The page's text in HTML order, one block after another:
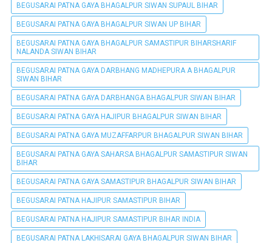
BEGUSARAI PATNA GAYA BHAGALPUR SIWAN SUPAUL BIHAR
BEGUSARAI PATNA GAYA BHAGALPUR SIWAN UP BIHAR
BEGUSARAI PATNA GAYA BHAGALPUR SAMASTIPUR BIHARSHARIF
NALANDA SIWAN BIHAR
BEGUSARAI PATNA GAYA DARBHANG MADHEPURA A BHAGALPUR
SIWAN BIHAR
BEGUSARAI PATNA GAYA DARBHANGA BHAGALPUR SIWAN BIHAR
BEGUSARAI PATNA GAYA HAJIPUR BHAGALPUR SIWAN BIHAR
BEGUSARAI PATNA GAYA MUZAFFARPUR BHAGALPUR SIWAN BIHAR
BEGUSARAI PATNA GAYA SAHARSA BHAGALPUR SAMASTIPUR SIWAN
BIHAR
BEGUSARAI PATNA GAYA SAMASTIPUR BHAGALPUR SIWAN BIHAR
BEGUSARAI PATNA HAJIPUR SAMASTIPUR BIHAR
BEGUSARAI PATNA HAJIPUR SAMASTIPUR BIHAR INDIA
BEGUSARAI PATNA LAKHISARAI GAYA BHAGALPUR SIWAN BIHAR